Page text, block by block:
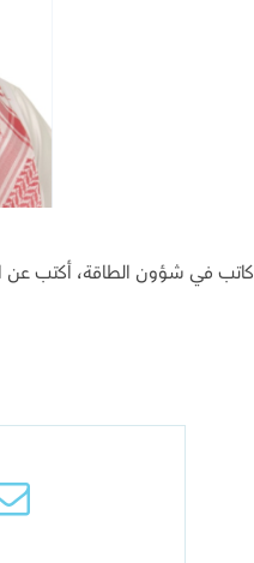
كاتب في شؤون الطاقة، أكتب عن